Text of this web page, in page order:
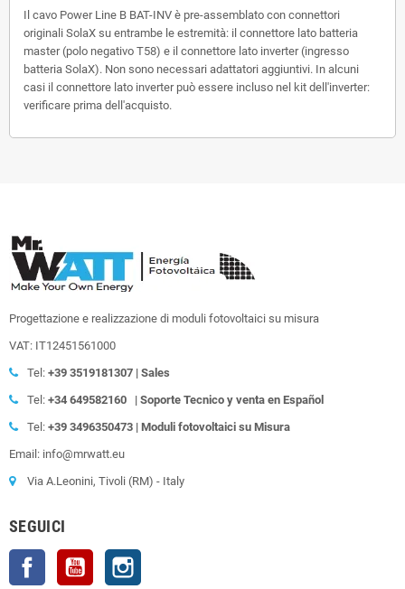
Il cavo Power Line B BAT-INV è pre-assemblato con connettori
originali SolaX su entrambe le estremità: il connettore lato batteria
master (polo negativo T58) e il connettore lato inverter (ingresso
batteria SolaX). Non sono necessari adattatori aggiuntivi. In alcuni
casi il connettore lato inverter può essere incluso nel kit dell'inverter:
verificare prima dell'acquisto.
Progettazione e realizzazione di moduli fotovoltaici su misura
VAT: IT12451561000
Tel: +39 3519181307 | Sales
Tel: +34 649582160 | Soporte Tecnico y venta en Español
Tel: +39 3496350473 | Moduli fotovoltaici su Misura
Email: info@mrwatt.eu
Via A.Leonini, Tivoli (RM) - Italy
SEGUICI
Facebook YouTube